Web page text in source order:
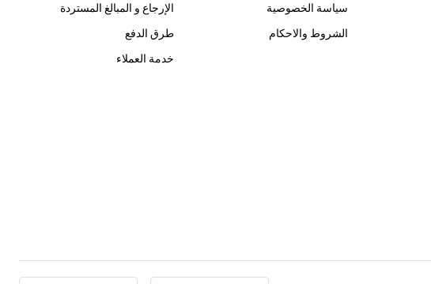
سياسة الخصوصية
الشروط والاحكام
الإرجاع و المبالغ المستردة
طرق الدفع
خدمة العملاء